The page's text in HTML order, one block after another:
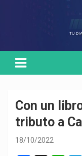
Con un
tributo a
18/10/2022